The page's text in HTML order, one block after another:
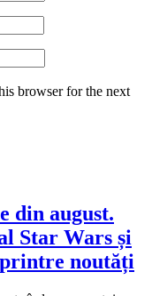
browser for the next
din august.
Star Wars și
noutăți